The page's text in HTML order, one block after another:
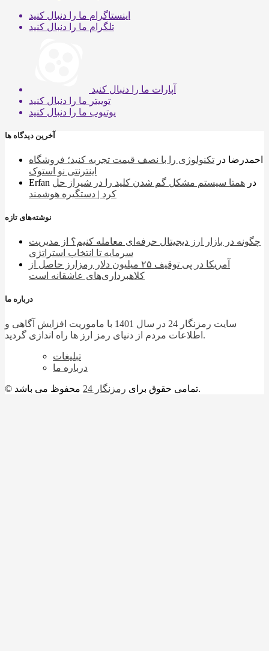
اینستاگرام ما را دنبال کنید
تلگرام ما را دنبال کنید
آپارات ما را دنبال کنید
توییتر ما را دنبال کنید
یوتیوب ما را دنبال کنید
آخرین دیدگاه ها
احمدرضا در تکنولوژی را با نصف قیمت تجربه کنید؛ فروشگاه
اینترنتی نو استوک
Erfan
در همتا سیستم مشکل گم شدن کلید را در شیراز حل
کرد | دستگیره هوشمند
نوشته‌های تازه
چگونه در بازار ارز دیجیتال حرفه‌ای معامله کنیم؟ از مدیریت
سرمایه تا انتخاب استراتژی
آمریکا در پی توقیف ۲۵ میلیون دلار رمزارز حاصل از
کلاهبرداری‌های عاشقانه است
درباره ما
سایت رمزنگار 24 در سال 1401 با ماموریت افزایش آگاهی و
اطلاعات مردم از دنیای رمز ارز ها راه اندازی گردید.
تبلیغات
درباره ما
© تمامی حقوق برای رمزنگار 24 محفوظ می باشد.